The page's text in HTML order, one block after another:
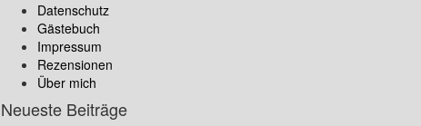
Datenschutz
Gästebuch
Impressum
Rezensionen
Über mich
Neueste Beiträge